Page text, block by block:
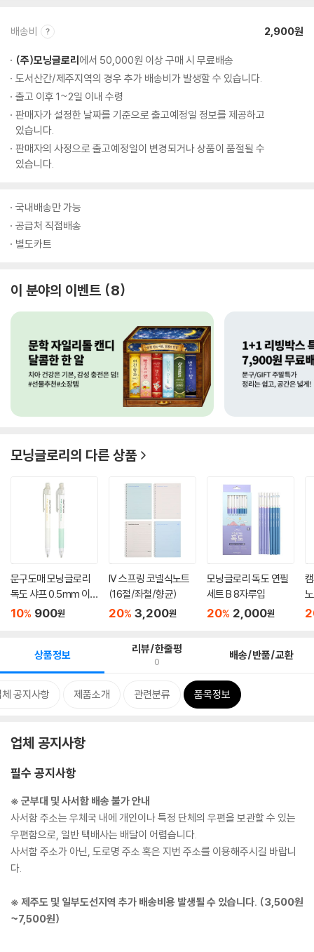
배송비 2,900원
(주)모닝글로리에서 50,000원 이상 구매 시 무료배송
도서산간/제주지역의 경우 추가 배송비가 발생할 수 있습니다.
출고 이후 1~2일 이내 수령
판매자가 설정한 날짜를 기준으로 출고예정일 정보를 제공하고
있습니다.
판매자의 사정으로 출고예정일이 변경되거나 상품이 품절될 수
있습니다.
국내배송만 가능
공급처 직접배송
별도카트
이 분야의 이벤트 8
모닝글로리의 다른 상품
문구도매 모닝글로리
독도 샤프 0.5mm 이
니셜각...
10% 900원
IV 스프링 코넬식노트
(16절/좌철/향균)
20% 3,200원
모닝글로리 독도 연필
세트 B 8자루입
20% 2,000원
상품정보 리뷰/한줄평
0 배송/반품/교환
공지사항 제품소개 관련분류 품목정보
업체 공지사항
필수 공지사항
※ 군부대 및 사서함 배송 불가 안내
사서함 주소는 우체국 내에 개인이나 특정 단체의 우편을 보관할 수 있는
우편함으로, 일반 택배사는 배달이 어렵습니다.
사서함 주소가 아닌, 도로명 주소 혹은 지번 주소를 이용해주시길 바랍니
다.
※ 제주도 및 일부도선지역 추가 배송비용 발생될 수 있습니다. (3,500원
~7,500원)